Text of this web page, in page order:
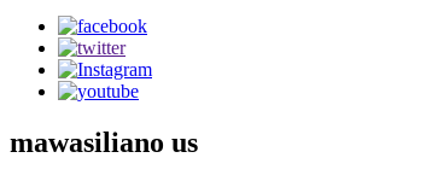
mawasiliano us